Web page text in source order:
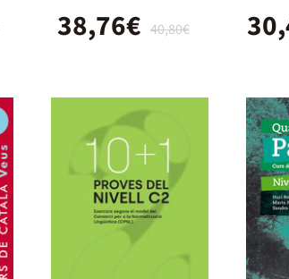
40,80€
38,76€